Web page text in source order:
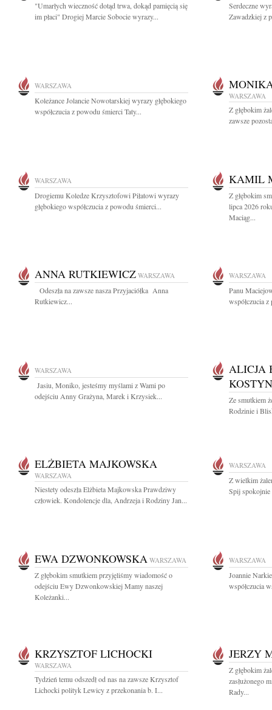
"Umarłych wieczność dotąd trwa, dokąd pamięcią się
im płaci" Drogiej Marcie Sobocie wyrazy...
Serdeczne
Zawadzkiej z
WARSZAWA
Koleżance Jolancie Nowotarskiej wyrazy głębokiego
współczucia z powodu śmierci Taty...
WARSZAWA
Z głębokim
zawsze
WARSZAWA
Drogiemu Koledze Krzysztofowi Piłatowi wyrazy
głębokiego współczucia z powodu śmierci...
KAMIL
Z głębokim
lipca 2026
Maciąg...
ANNA RUTKIEWICZ WARSZAWA
Odeszła na zawsze nasza Przyjaciółka Anna
Rutkiewicz...
WARSZAWA
Panu
współczucia
WARSZAWA
Jasiu, Moniko, jesteśmy myślami z Wami po
odejściu Anny Grażyna, Marek i Krzysiek...
ALICJA
Ze smutkiem
Rodzinie i
ELŻBIETA MAJKOWSKA
WARSZAWA
Niestety odeszła Elżbieta Majkowska Prawdziwy
człowiek. Kondolencje dla, Andrzeja i Rodziny Jan...
WARSZAWA
Z wielkim
Spij spokojnie
EWA DZWONKOWSKA WARSZAWA
Z głębokim smutkiem przyjęliśmy wiadomość o
odejściu Ewy Dzwonkowskiej Mamy naszej
Koleżanki...
WARSZAWA
Joannie
współczucia
KRZYSZTOF LICHOCKI
WARSZAWA
Tydzień temu odszedł od nas na zawsze Krzysztof
Lichocki polityk Lewicy z przekonania b. I...
JERZY
Z głębokim
zasłużonego
Rady...